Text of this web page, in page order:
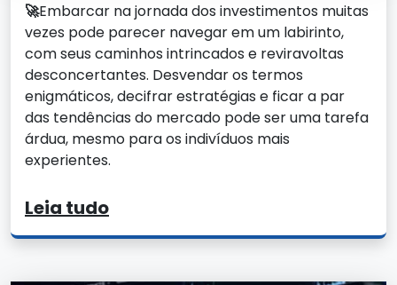
🚀Embarcar na jornada dos investimentos muitas
vezes pode parecer navegar em um labirinto,
com seus caminhos intrincados e reviravoltas
desconcertantes. Desvendar os termos
enigmáticos, decifrar estratégias e ficar a par
das tendências do mercado pode ser uma tarefa
árdua, mesmo para os indivíduos mais
experientes.
Leia tudo